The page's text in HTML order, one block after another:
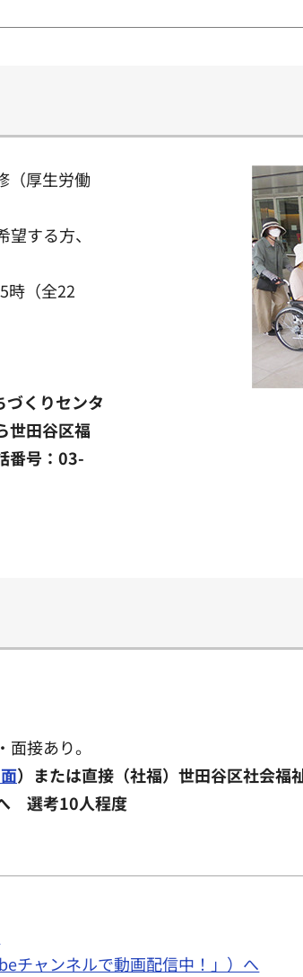
（厚生労働
する方、
時（全22
くりセンタ
世田谷区福
番号：03-
接あり。
）または直接（社福）世田谷区社会
選考10人程度
チャンネルで動画配信中！」）へ